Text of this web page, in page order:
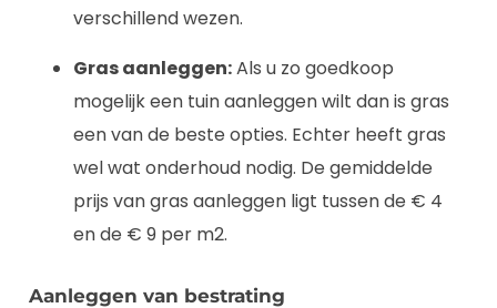
verschillend wezen.
Gras aanleggen:Als u zo goedkoop
mogelijk een tuin aanleggen wilt dan is gras
een van de beste opties. Echter heeft gras
wel wat onderhoud nodig. De gemiddelde
prijs van gras aanleggen ligt tussen de € 4
en de € 9 per m2.
Aanleggen van bestrating